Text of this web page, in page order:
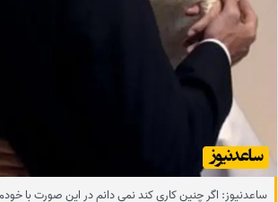
ساعدنیوز: اگر چنین کاری کند نمی دانم در این صورت با